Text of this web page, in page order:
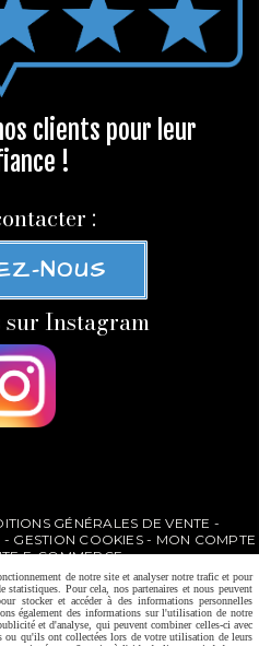
clients pour leur
!
:
NOUS
sur Instagram
GÉNÉRALES DE VENTE
GESTION COOKIES
MON COMPTE
E-COMMERCE
de notre site et analyser notre trafic et pour
Pour cela, nos partenaires et nous peuvent
stocker et accéder à des informations personnelles
également des informations sur l'utilisation de notre
et d'analyse, qui peuvent combiner celles-ci avec
ou qu'ils ont collectées lors de votre utilisation de leurs